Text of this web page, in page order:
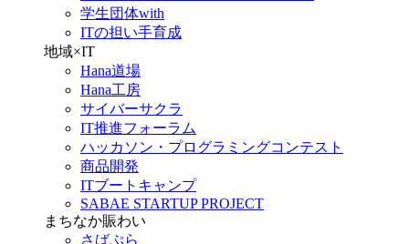
学生団体with
ITの担い手育成
地域×IT
Hana道場
Hana工房
サイバーサクラ
IT推進フォーラム
ハッカソン・プログラミングコンテスト
商品開発
ITブートキャンプ
SABAE STARTUP PROJECT
まちなか賑わい
さばぷら